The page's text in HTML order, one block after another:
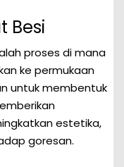
Besi
proses di mana
ke permukaan
untuk membentuk
estetika,
goresan.